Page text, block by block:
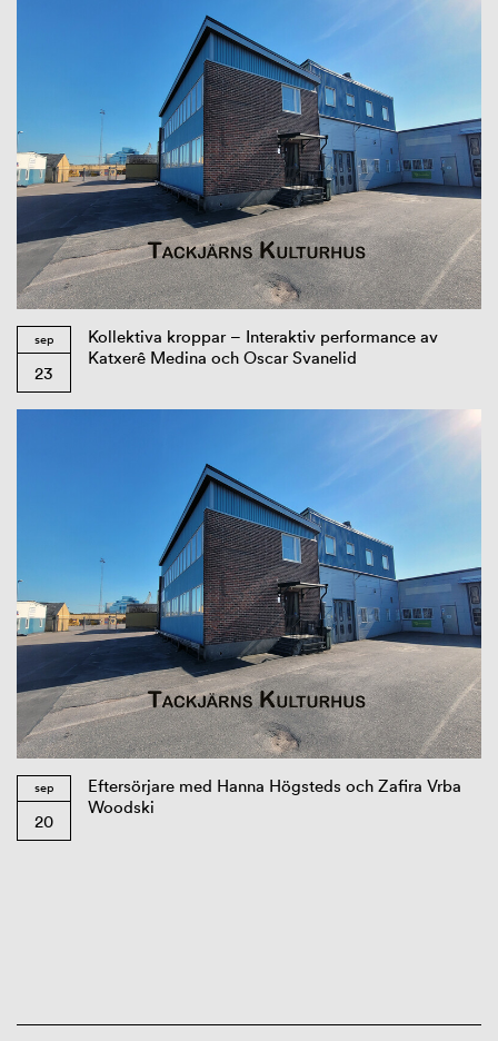
sep
23
Kollektiva kroppar – Interaktiv performance av
Katxerê Medina och Oscar Svanelid
sep
20
Eftersörjare med Hanna Högsteds och Zafira Vrba
Woodski